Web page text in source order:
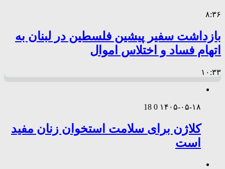
۸:۳۶
بازداشت سفیر پیشین فلسطین در لبنان به
اتهام فساد و اختلاس اموال
۱۰:۳۳
۱۴۰۵-۰۵-۱۸ 0
18
کلاژن برای سلامت استخوان زنان مفید
است